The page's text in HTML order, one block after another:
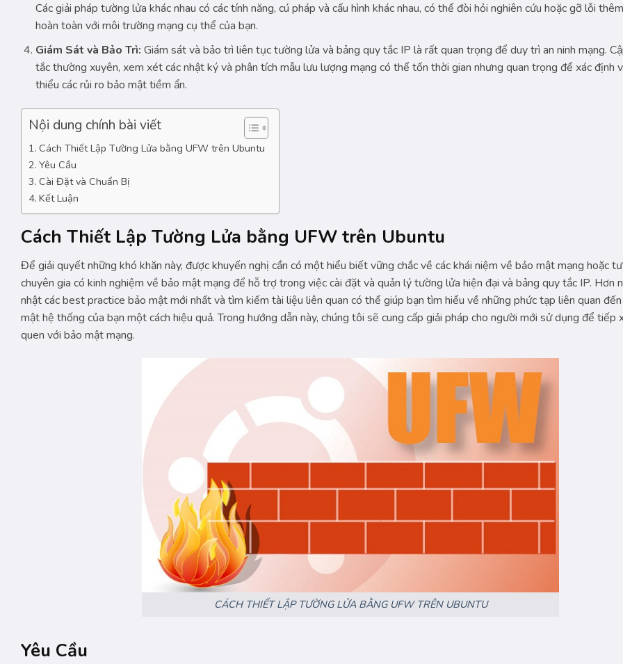
Các giải pháp tường lửa khác nhau có các tính năng, cú pháp và cấu hình khác nhau, có thể đòi hỏi nghiên cứu hoặc gỡ lỗi
hoàn toàn với môi trường mạng cụ thể của bạn.
Giám Sát và Bảo Trì: Giám sát và bảo trì liên tục tường lửa và bảng quy tắc IP là rất quan trọng để duy trì an ninh mạng.
tắc thường xuyên, xem xét các nhật ký và phân tích mẫu lưu lượng mạng có thể tốn thời gian nhưng quan trọng để xác định
thiểu các rủi ro bảo mật tiềm ẩn.
Nội dung chính bài viết
Cách Thiết Lập Tường Lửa bằng UFW trên Ubuntu
Yêu Cầu
Cài Đặt và Chuẩn Bị
Kết Luận
Cách Thiết Lập Tường Lửa bằng UFW trên Ubuntu
Để giải quyết những khó khăn này, được khuyến nghị cần có một hiểu biết vững chắc về các khái niệm về bảo mật mạng hoặc
chuyên gia có kinh nghiệm về bảo mật mạng để hỗ trợ trong việc cài đặt và quản lý tường lửa hiện đại và bảng quy tắc IP. Hơn
nhật các best practice bảo mật mới nhất và tìm kiếm tài liệu liên quan có thể giúp bạn tìm hiểu về những phức tạp liên quan
mật hệ thống của bạn một cách hiệu quả. Trong hướng dẫn này, chúng tôi sẽ cung cấp giải pháp cho người mới sử dụng để tiếp
quen với bảo mật mạng.
CÁCH THIẾT LẬP TƯỜNG LỬA BẰNG UFW TRÊN UBUNTU
Yêu Cầu